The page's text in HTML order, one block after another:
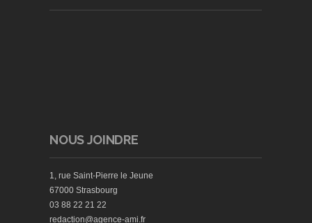
NOUS JOINDRE
1, rue Saint-Pierre le Jeune
67000 Strasbourg
03 88 22 21 22
redaction@agence-ami.fr